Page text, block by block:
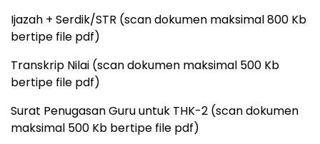
Ijazah + Serdik/STR (scan dokumen maksimal 800 Kb
bertipe file pdf)
Transkrip Nilai (scan dokumen maksimal 500 Kb
bertipe file pdf)
Surat Penugasan Guru untuk THK-2 (scan dokumen
maksimal 500 Kb bertipe file pdf)